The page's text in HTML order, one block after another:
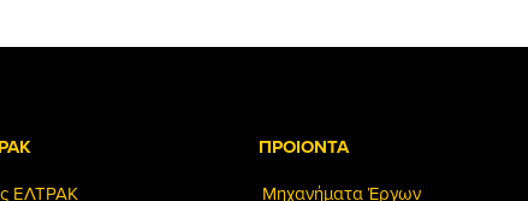
ΕΛΤΡΑΚ
ΠΡΟΙΟΝΤΑ
Μηχανήματα Έργων